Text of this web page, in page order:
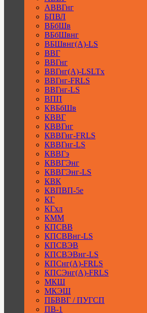
АВВГнг
БПВЛ
ВБбШв
ВБбШвнг
ВБШвнг(А)-LS
ВВГ
ВВГнг
ВВГнг(А)-LSLTx
ВВГнг-FRLS
ВВГнг-LS
ВПП
КВБбШв
КВВГ
КВВГнг
КВВГнг-FRLS
КВВГнг-LS
КВВГэ
КВВГЭнг
КВВГЭнг-LS
КВК
КВПВП-5е
КГ
КГхл
КММ
КПСВВ
КПСВВнг-LS
КПСВЭВ
КПСВЭВнг-LS
КПСнг(А)-FRLS
КПСЭнг(А)-FRLS
МКШ
МКЭШ
ПБВВГ / ПУГСП
ПВ-1